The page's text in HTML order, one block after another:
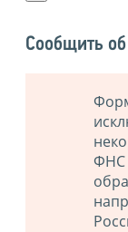
Сообщить
ФНС